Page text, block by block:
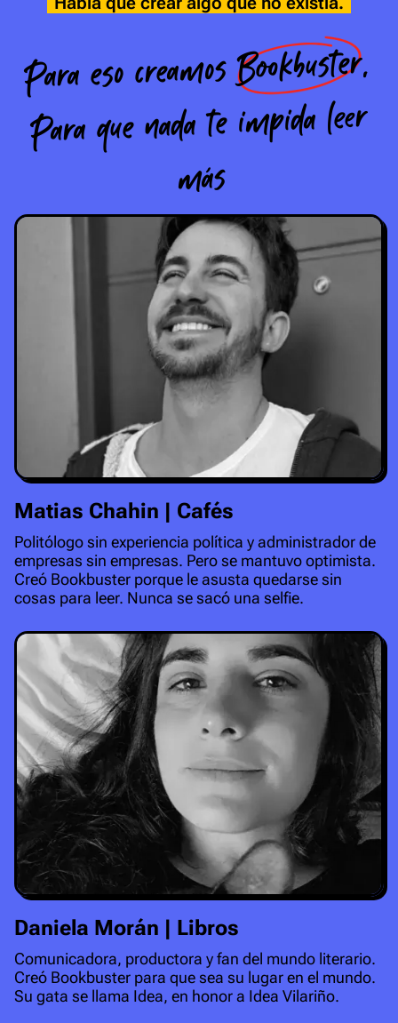
Para eso creamosBookbuster,
Para que nada te impida leer
más
Matias Chahin | Cafés
Politólogo sin experiencia política y administrador de
empresas sin empresas. Pero se mantuvo optimista.
Creó Bookbuster porque le asusta quedarse sin
cosas para leer. Nunca se sacó una selfie.
Daniela Morán | Libros
Comunicadora, productora y fan del mundo literario.
Creó Bookbuster para que sea su lugar en el mundo.
Su gata se llama Idea, en honor a Idea Vilariño.